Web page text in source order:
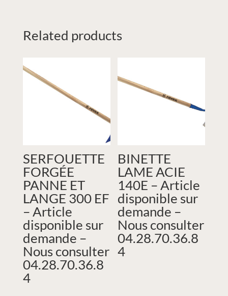
Related products
SERFOUETTE
FORGÉE
PANNE ET
LANGE 300 EF
– Article
disponible sur
demande –
Nous consulter
04.28.70.36.8
4
BINETTE
LAME ACIE
140E – Article
disponible sur
demande –
Nous consulter
04.28.70.36.8
4